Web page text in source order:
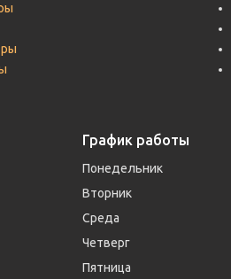
График работы
Понедельник
Вторник
Среда
Четверг
Пятница